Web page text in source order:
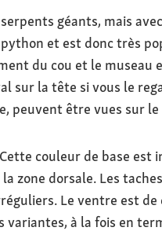
géants, mais
et est donc très
du cou et le
sur la tête si vous le
peuvent être vues sur le
couleur de base
la zone dorsale. Les
Le ventre est
à la fois en